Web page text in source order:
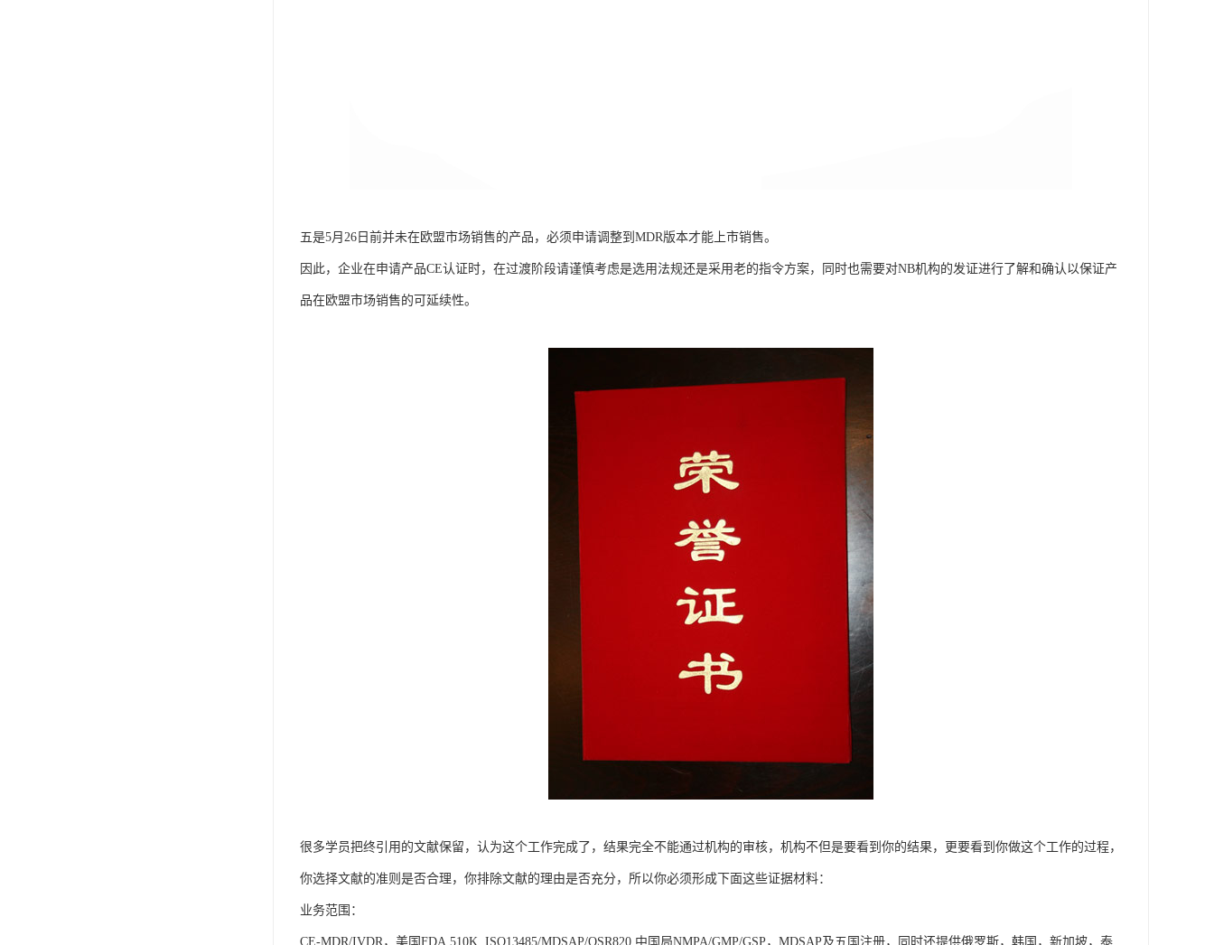
五是5月26日前并未在欧盟市场销售的产品，必须申请调整到MDR版本才能上市销售。
因此，企业在申请产品CE认证时，在过渡阶段请谨慎考虑是选用法规还是采用老的指令方案，同时也需要对NB机构的发证进行了解和确认以保证产
品在欧盟市场销售的可延续性。
很多学员把终引用的文献保留，认为这个工作完成了，结果完全不能通过机构的审核，机构不但是要看到你的结果，更要看到你做这个工作的过程，
你选择文献的准则是否合理，你排除文献的理由是否充分，所以你必须形成下面这些证据材料：
业务范围：
CE-MDR/IVDR，美国FDA 510K, ISO13485/MDSAP/QSR820,中国局NMPA/GMP/GSP，MDSAP及五国注册，同时还提供俄罗斯，韩国，新加坡，泰